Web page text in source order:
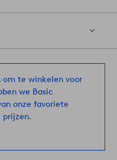
te winkelen voor
we Basic
onze favoriete
prijzen.